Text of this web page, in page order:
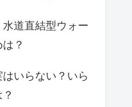
水道直結型ウォー
？
いらない？いら
？